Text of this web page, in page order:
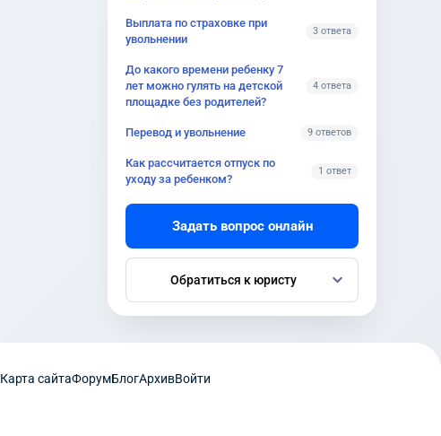
Выплата по страховке при
увольнении
3 ответа
До какого времени ребенку 7
лет можно гулять на детской
площадке без родителей?
4 ответа
Перевод и увольнение 9 ответов
Как рассчитается отпуск по
уходу за ребенком?
1 ответ
Задать вопрос онлайн
Обратиться к юристу
Карта сайтаФорумБлогАрхивВойти